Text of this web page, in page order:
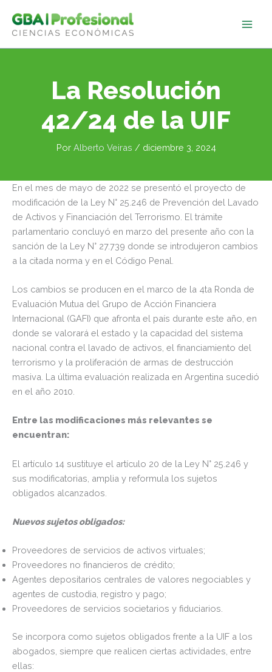
contenido
La Resolución
42/24 de la UIF
Por Alberto Veiras / diciembre 3, 2024
En el mes de mayo de 2022 se presentó el proyecto de
modificación de la Ley N° 25.246 de Prevención del Lavado
de Activos y Financiación del Terrorismo. El trámite
parlamentario concluyó en marzo del presente año con la
sanción de la Ley N° 27.739 donde se introdujeron cambios
a la citada norma y en el Código Penal.
Los cambios se producen en el marco de la 4ta Ronda de
Evaluación Mutua del Grupo de Acción Financiera
Internacional (GAFI) que afronta el país durante este año, en
donde se valorará el estado y la capacidad del sistema
nacional contra el lavado de activos, el financiamiento del
terrorismo y la proliferación de armas de destrucción
masiva. La última evaluación realizada en Argentina sucedió
en el año 2010.
Entre las modificaciones más relevantes se
encuentran:
El artículo 14 sustituye el artículo 20 de la Ley N° 25.246 y
sus modificatorias, amplia y reformula los sujetos
obligados alcanzados.
Nuevos sujetos obligados:
Proveedores de servicios de activos virtuales;
Proveedores no financieros de crédito;
Agentes depositarios centrales de valores negociables y
agentes de custodia, registro y pago;
Proveedores de servicios societarios y fiduciarios.
Se incorpora como sujetos obligados frente a la UIF a los
abogados, siempre que realicen ciertas actividades, entre
ellas: